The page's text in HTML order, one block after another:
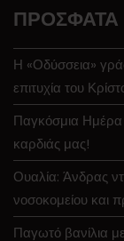
Η «Οδύσσεια»
επιτυχία του
Παγκόσμια Ημέρα
καρδιάς μας!
Ουαλία: Άνδρας
νοσοκομείου και
Παγωτό βανίλια